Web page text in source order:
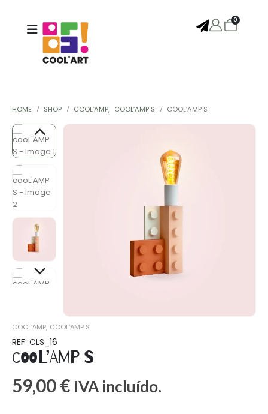
0
HOME SHOP COOL’AMP, COOL’AMP S COOL’AMP S
COOL’AMP, COOL’AMP S
REF: CLS_16
cooL’AMP S
59,00 € IVA incluído.